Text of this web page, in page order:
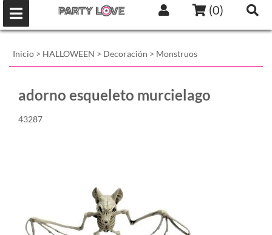
(0)
Inicio > HALLOWEEN > Decoración > Monstruos
adorno esqueleto murcielago
43287